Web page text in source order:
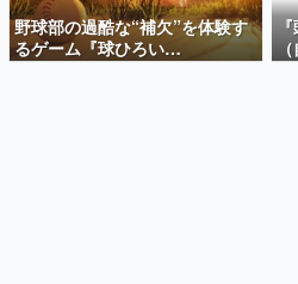
SNS拡散数が数千以上！
ど。多くの人々に読まれ
事をまとめました。
野球部の過酷な“補欠”を体験す
るゲーム『球ひろい
Simulator』が「1件」のウィッ
ィ